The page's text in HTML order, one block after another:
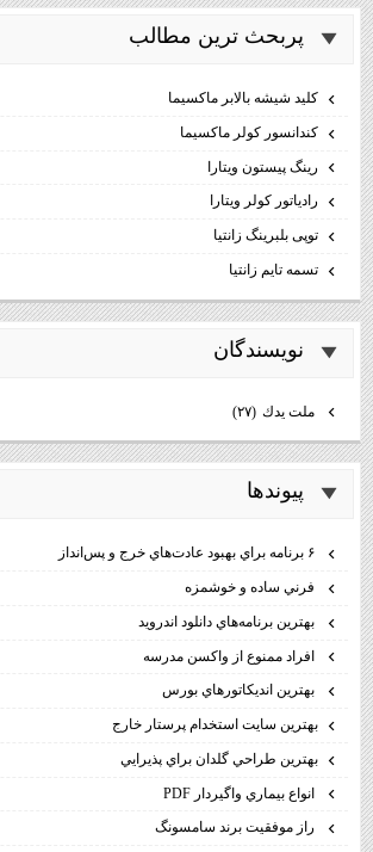
پربحث ترين مطالب
كليد شيشه بالابر ماكسيما
كندانسور كولر ماكسيما
رینگ پیستون ویتارا
رادیاتور کولر ویتارا
توپی بلبرینگ زانتیا
تسمه تایم زانتیا
نويسندگان
ملت يدك (۲۷)
پيوندها
فرني ساده و خوشمزه
بهترين برنامه‌هاي دانلود اندرويد
افراد ممنوع از واكسن مدرسه
بهترين انديكاتورهاي بورس
بهترين سايت استخدام پرستار خارج
بهترين طراحي گلدان براي پذيرايي
انواع بيماري واگيردار PDF
راز موفقيت برند سامسونگ